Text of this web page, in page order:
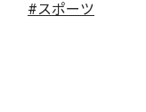
#スポーツ